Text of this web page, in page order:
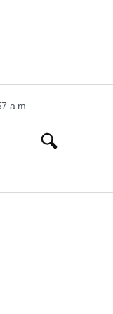
a.m.